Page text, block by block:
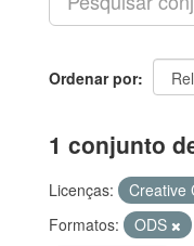
Ordenar por
1 conjunto
Licenças:
Creative
Formatos:
ODS